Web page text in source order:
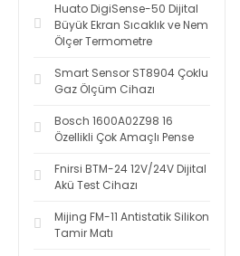
Huato DigiSense-50 Dijital
Büyük Ekran Sıcaklık ve Nem
Ölçer Termometre
Smart Sensor ST8904 Çoklu
Gaz Ölçüm Cihazı
Bosch 1600A02Z98 16
Özellikli Çok Amaçlı Pense
Fnirsi BTM-24 12V/24V Dijital
Akü Test Cihazı
Mijing FM-11 Antistatik Silikon
Tamir Matı